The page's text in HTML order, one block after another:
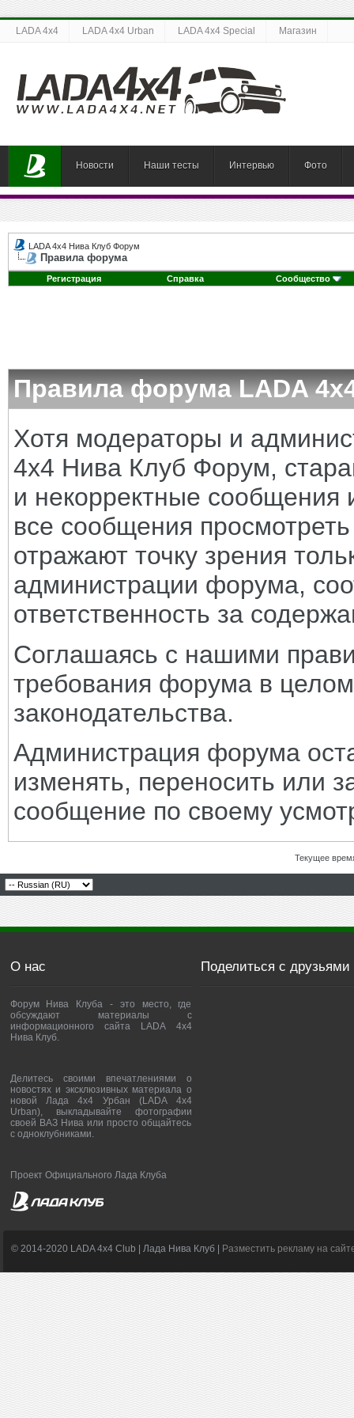
LADA 4x4 LADA 4x4 Urban LADA 4x4 Special Магазин
Новости Наши тесты Интервью Фото
LADA 4x4 Нива Клуб Форум
Правила форума
Регистрация Справка Сообщество
Правила форума LADA
Хотя модераторы и
4x4 Нива Клуб Форум,
и некорректные сообщения
все сообщения
отражают точку зрения
администрации форума,
ответственность за
Соглашаясь с нашими
требования форума в
законодательства.
Администрация форума
изменять, переносить или
сообщение по своему
Текущее
О нас
Форум Нива Клуба - это место, где
обсуждают материалы с
информационного сайта LADA 4x4
Нива Клуб.
Делитесь своими впечатлениями о
новостях и эксклюзивных материала о
новой Лада 4х4 Урбан (LADA 4x4
Urban), выкладывайте фотографии
своей ВАЗ Нива или просто общайтесь
с одноклубниками.
Проект Официального Лада Клуба
Поделиться с друзьями
© 2014-2020 LADA 4x4 Club | Лада Нива Клуб | Разместить рекламу на